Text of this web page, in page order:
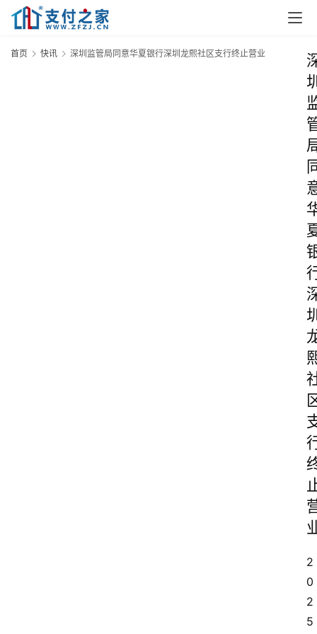
首页 快讯 深圳监管局同意华夏银行深圳龙熙社区支行终止营业
2
0
2
5